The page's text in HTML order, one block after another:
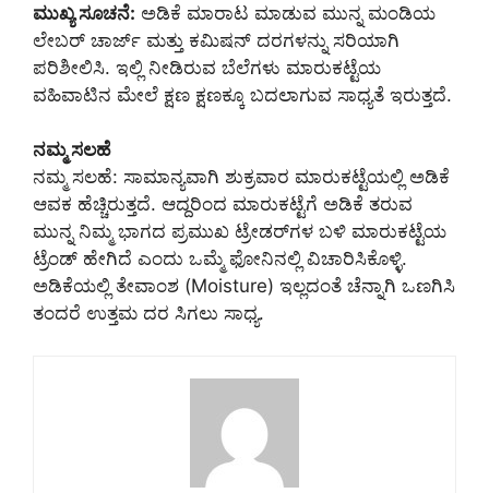
ಮುಖ್ಯ ಸೂಚನೆ: ಅಡಿಕೆ ಮಾರಾಟ ಮಾಡುವ ಮುನ್ನ ಮಂಡಿಯ
ಲೇಬರ್ ಚಾರ್ಜ್ ಮತ್ತು ಕಮಿಷನ್ ದರಗಳನ್ನು ಸರಿಯಾಗಿ
ಪರಿಶೀಲಿಸಿ. ಇಲ್ಲಿ ನೀಡಿರುವ ಬೆಲೆಗಳು ಮಾರುಕಟ್ಟೆಯ
ವಹಿವಾಟಿನ ಮೇಲೆ ಕ್ಷಣ ಕ್ಷಣಕ್ಕೂ ಬದಲಾಗುವ ಸಾಧ್ಯತೆ ಇರುತ್ತದೆ.
ನಮ್ಮ ಸಲಹೆ
ನಮ್ಮ ಸಲಹೆ: ಸಾಮಾನ್ಯವಾಗಿ ಶುಕ್ರವಾರ ಮಾರುಕಟ್ಟೆಯಲ್ಲಿ ಅಡಿಕೆ
ಆವಕ ಹೆಚ್ಚಿರುತ್ತದೆ. ಆದ್ದರಿಂದ ಮಾರುಕಟ್ಟೆಗೆ ಅಡಿಕೆ ತರುವ
ಮುನ್ನ ನಿಮ್ಮ ಭಾಗದ ಪ್ರಮುಖ ಟ್ರೇಡರ್‌ಗಳ ಬಳಿ ಮಾರುಕಟ್ಟೆಯ
ಟ್ರೆಂಡ್ ಹೇಗಿದೆ ಎಂದು ಒಮ್ಮೆ ಫೋನಿನಲ್ಲಿ ವಿಚಾರಿಸಿಕೊಳ್ಳಿ.
ಅಡಿಕೆಯಲ್ಲಿ ತೇವಾಂಶ (Moisture) ಇಲ್ಲದಂತೆ ಚೆನ್ನಾಗಿ ಒಣಗಿಸಿ
ತಂದರೆ ಉತ್ತಮ ದರ ಸಿಗಲು ಸಾಧ್ಯ.